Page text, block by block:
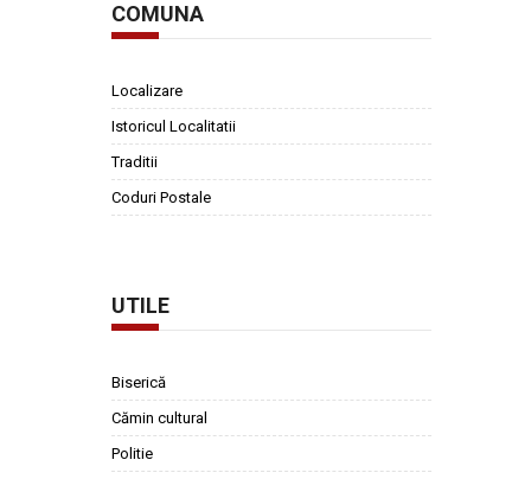
COMUNA
Localizare
Istoricul Localitatii
Traditii
Coduri Postale
UTILE
Biserică
Cămin cultural
Politie